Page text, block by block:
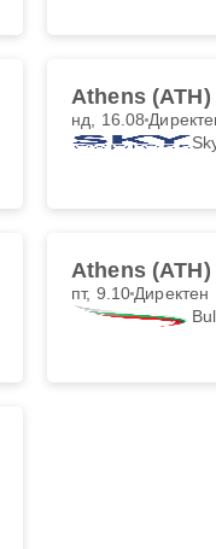
Athens (ATH)
нд, 16.08
Athens (ATH)
пт, 9.10 Директен